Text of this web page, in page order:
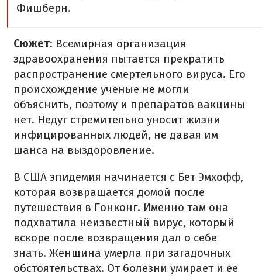
Фишберн.
Сюжет: Всемирная организация
здравоохранения пытается прекратить
распространение смертельного вируса. Его
происхождение ученые не могли
объяснить, поэтому и препаратов вакцины
нет. Недуг стремительно уносит жизни
инфицированных людей, не давая им
шанса на выздоровление.
В США эпидемия начинается с Бет Эмхофф,
которая возвращается домой после
путешествия в Гонконг. Именно там она
подхватила неизвестный вирус, который
вскоре после возвращения дал о себе
знать. Женщина умерла при загадочных
обстоятельствах. От болезни умирает и ее